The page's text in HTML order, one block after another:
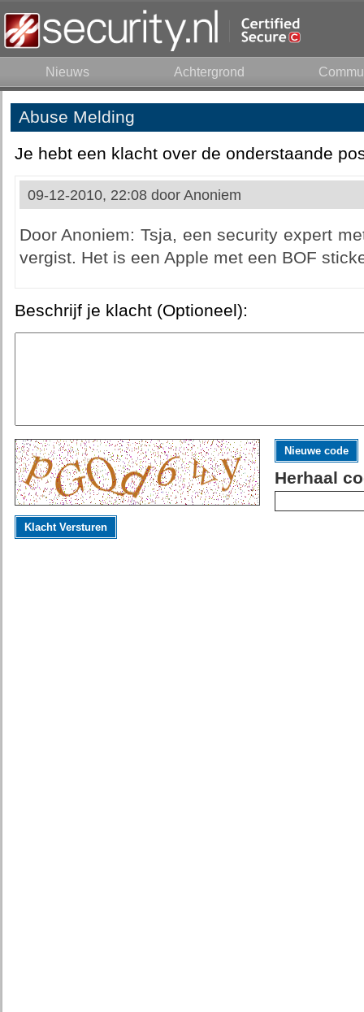
Nieuws Achtergrond
Abuse Melding
Je hebt een klacht over de onderstaande
09-12-2010, 22:08 door Anoniem
Door Anoniem: Tsja, een security expert
vergist. Het is een Apple met een BOF
Beschrijf je klacht (Optioneel):
Nieuwe code
Herhaal
Klacht Versturen